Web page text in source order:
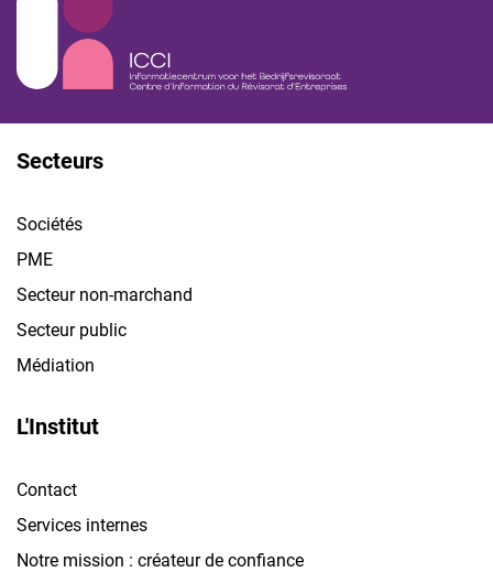
Secteurs
Sociétés
PME
Secteur non-marchand
Secteur public
Médiation
L'Institut
Contact
Services internes
Notre mission : créateur de confiance